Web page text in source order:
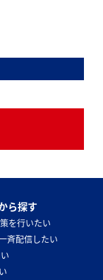
ら探す
を行いたい
斉配信したい